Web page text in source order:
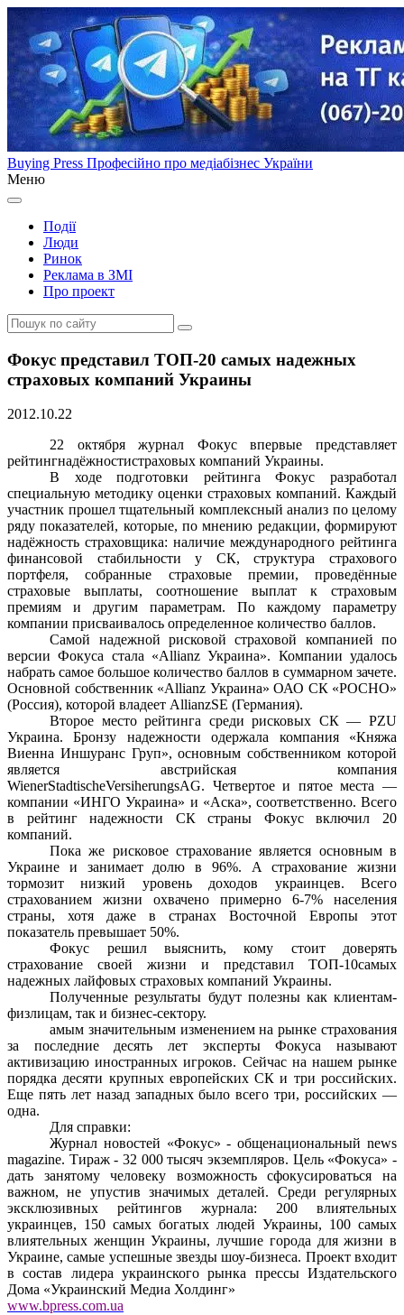
Buying Press Професійно про медіабізнес України
Меню
Події
Люди
Ринок
Реклама в ЗМІ
Про проект
Фокус представил ТОП-20 самых надежных
страховых компаний Украины
2012.10.22
22 октября журнал Фокус впервые представляет
рейтингнадёжностистраховых компаний Украины.
В ходе подготовки рейтинга Фокус разработал
специальную методику оценки страховых компаний. Каждый
участник прошел тщательный комплексный анализ по целому
ряду показателей, которые, по мнению редакции, формируют
надёжность страховщика: наличие международного рейтинга
финансовой стабильности у СК, структура страхового
портфеля, собранные страховые премии, проведённые
страховые выплаты, соотношение выплат к страховым
премиям и другим параметрам. По каждому параметру
компании присваивалось определенное количество баллов.
Самой надежной рисковой страховой компанией по
версии Фокуса стала «Allianz Украина». Компании удалось
набрать самое большое количество баллов в суммарном зачете.
Основной собственник «Allianz Украина» ОАО СК «РОСНО»
(Россия), которой владеет AllianzSE (Германия).
Второе место рейтинга среди рисковых СК — PZU
Украина. Бронзу надежности одержала компания «Княжа
Виенна Иншуранс Груп», основным собственником которой
является австрийская компания
WienerStadtischeVersiherungsAG. Четвертое и пятое места —
компании «ИНГО Украина» и «Аска», соответственно. Всего
в рейтинг надежности СК страны Фокус включил 20
компаний.
Пока же рисковое страхование является основным в
Украине и занимает долю в 96%. А страхование жизни
тормозит низкий уровень доходов украинцев. Всего
страхованием жизни охвачено примерно 6-7% населения
страны, хотя даже в странах Восточной Европы этот
показатель превышает 50%.
Фокус решил выяснить, кому стоит доверять
страхование своей жизни и представил ТОП-10самых
надежных лайфовых страховых компаний Украины.
Полученные результаты будут полезны как клиентам-
физлицам, так и бизнес-сектору.
амым значительным изменением на рынке страхования
за последние десять лет эксперты Фокуса называют
активизацию иностранных игроков. Сейчас на нашем рынке
порядка десяти крупных европейских СК и три российских.
Еще пять лет назад западных было всего три, российских —
одна.
Для справки:
Журнал новостей «Фокус» - общенациональный news
magazine. Тираж - 32 000 тысяч экземпляров. Цель «Фокуса» -
дать занятому человеку возможность сфокусироваться на
важном, не упустив значимых деталей. Среди регулярных
эксклюзивных рейтингов журнала: 200 влиятельных
украинцев, 150 самых богатых людей Украины, 100 самых
влиятельных женщин Украины, лучшие города для жизни в
Украине, самые успешные звезды шоу-бизнеса. Проект входит
в состав лидера украинского рынка прессы Издательского
Дома «Украинский Медиа Холдинг»
www.bpress.com.ua